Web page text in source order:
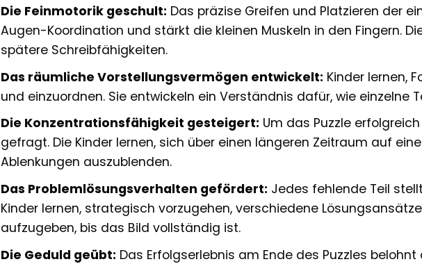
Die Feinmotorik geschult: Das präzise Greifen und Platzieren der
Augen-Koordination und stärkt die kleinen Muskeln in den Fingern.
spätere Schreibfähigkeiten.
Das räumliche Vorstellungsvermögen entwickelt: Kinder lernen,
und einzuordnen. Sie entwickeln ein Verständnis dafür, wie einzelne
Die Konzentrationsfähigkeit gesteigert: Um das Puzzle
gefragt. Die Kinder lernen, sich über einen längeren Zeitraum auf
Ablenkungen auszublenden.
Das Problemlösungsverhalten gefördert: Jedes fehlende Teil
Kinder lernen, strategisch vorzugehen, verschiedene
aufzugeben, bis das Bild vollständig ist.
Die Geduld geübt: Das Erfolgserlebnis am Ende des Puzzles